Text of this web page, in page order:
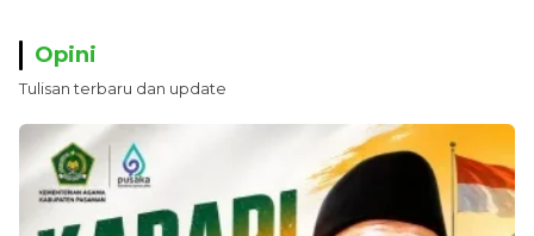
Opini
Tulisan terbaru dan update